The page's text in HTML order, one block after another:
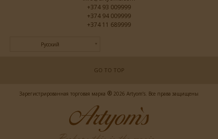
+374 93 009999
+374 94 009999
+374 11 689999
Русский
GO TO TOP
Зарегистрированная торговая марка ® 2026 Artyom’s. Все права защищены